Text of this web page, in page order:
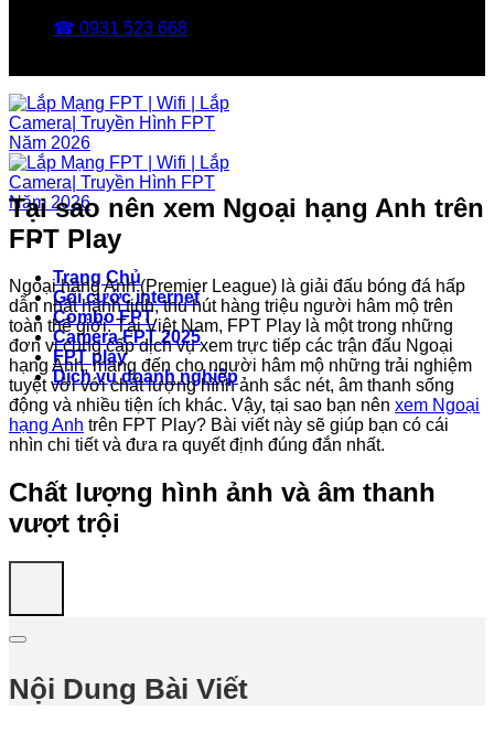
☎ 0931 523 668
Trang Chủ
Gói cước internet
Combo FPT
Camera FPT 2025
FPT play
Dịch vụ doanh nghiệp
Tại sao nên xem Ngoại hạng Anh trên
FPT Play
Ngoại hạng Anh (Premier League) là giải đấu bóng đá hấp
dẫn nhất hành tinh, thu hút hàng triệu người hâm mộ trên
toàn thế giới. Tại Việt Nam, FPT Play là một trong những
đơn vị cung cấp dịch vụ xem trực tiếp các trận đấu Ngoại
hạng Anh, mang đến cho người hâm mộ những trải nghiệm
tuyệt vời với chất lượng hình ảnh sắc nét, âm thanh sống
động và nhiều tiện ích khác. Vậy, tại sao bạn nên xem Ngoại
hạng Anh trên FPT Play? Bài viết này sẽ giúp bạn có cái
nhìn chi tiết và đưa ra quyết định đúng đắn nhất.
Chất lượng hình ảnh và âm thanh
vượt trội
Nội Dung Bài Viết